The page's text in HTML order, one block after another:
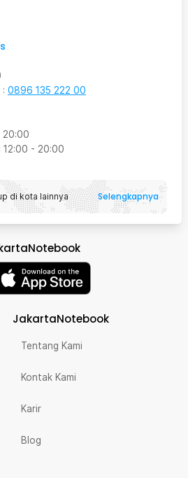
: 0896 135 222 00
20:00
12:00 - 20:00
di kota lainnya Selengkapnya
JakartaNotebook
Tentang Kami
Kontak Kami
Karir
Blog